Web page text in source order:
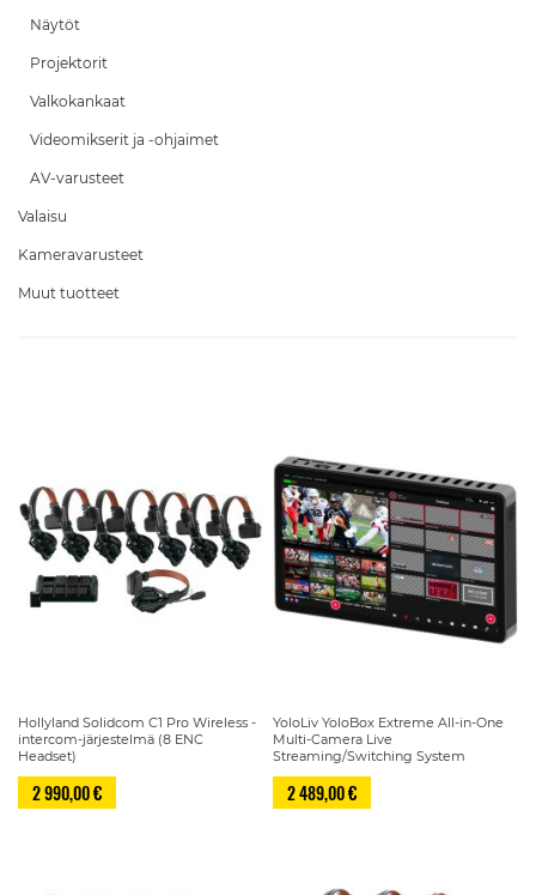
Hollyland Solidcom C1 Pro Wireless -
intercom-järjestelmä (8 ENC
Headset)
2 990,00 €
YoloLiv YoloBox Extreme All-in-One
Multi-Camera Live
Streaming/Switching System
2 489,00 €
Näytöt
Projektorit
Valkokankaat
Videomikserit ja -ohjaimet
AV-varusteet
Valaisu
Kameravarusteet
Muut tuotteet